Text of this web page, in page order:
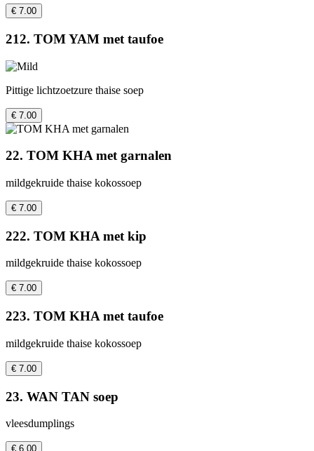
€ 7.00
212. TOM YAM met taufoe
Pittige lichtzoetzure thaise soep
€ 7.00
22. TOM KHA met garnalen
mildgekruide thaise kokossoep
€ 7.00
222. TOM KHA met kip
mildgekruide thaise kokossoep
€ 7.00
223. TOM KHA met taufoe
mildgekruide thaise kokossoep
€ 7.00
23. WAN TAN soep
vleesdumplings
€ 6.00